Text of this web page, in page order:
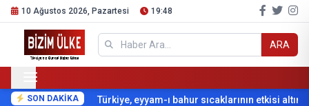
10 Ağustos 2026, Pazartesi 19:48
ARA
SON DAKİKA Türkiye, eyyam-ı bahur sıcaklarının etkisi altına